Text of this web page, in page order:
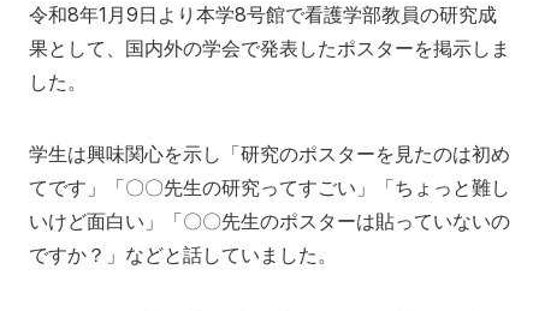
地域の方へ 来院の方（診療）へ
入学希望の方へ
卒業生の方へ 教職員の方へ
教職員募集（採用情報） 取材・撮影申し込み
令和8年1月9日より本学8号館で看護学部教員の研究成
果として、国内外の学会で発表したポスターを掲示しま
した。
学生は興味関心を示し「研究のポスターを見たのは初め
てです」「〇〇先生の研究ってすごい」「ちょっと難し
いけど面白い」「〇〇先生のポスターは貼っていないの
ですか？」などと話していました。